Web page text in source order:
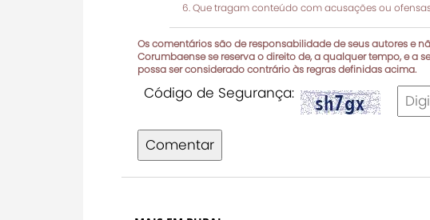
Que tragam conteúdo com acusações ou
Os comentários são de responsabilidade de seus autores e
Corumbaense se reserva o direito de, a qualquer tempo, e a
possa ser considerado contrário às regras definidas acima.
Código de Segurança:
Comentar